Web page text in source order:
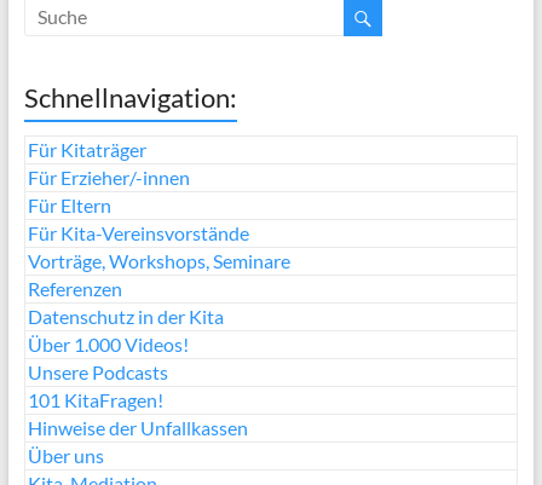
Schnellnavigation:
Für Kitaträger
Für Erzieher/-innen
Für Eltern
Für Kita-Vereinsvorstände
Vorträge, Workshops, Seminare
Referenzen
Datenschutz in der Kita
Über 1.000 Videos!
Unsere Podcasts
101 KitaFragen!
Hinweise der Unfallkassen
Über uns